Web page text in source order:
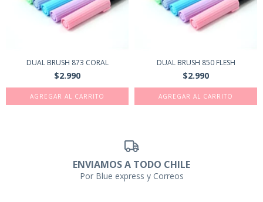
DUAL BRUSH 873 CORAL
$2.990
DUAL BRUSH 850 FLESH
$2.990
ENVIAMOS A TODO CHILE
Por Blue express y Correos